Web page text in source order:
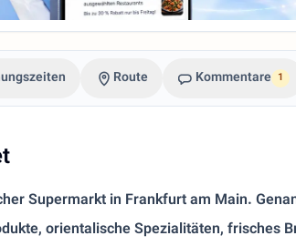
Route Kommentare 1
Supermarkt in Frankfurt am Main.
orientalische Spezialitäten, frisches